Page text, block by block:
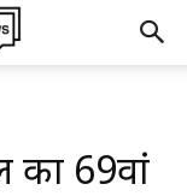
का 69वां